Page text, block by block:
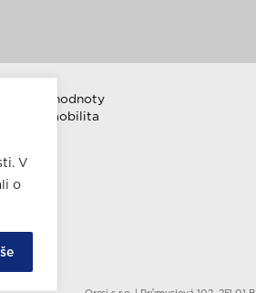
V
o
Firemní hodnoty
Elektromobilita